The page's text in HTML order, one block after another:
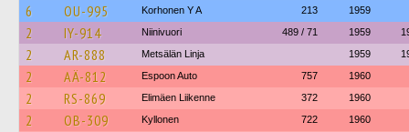
6 OU-995 Korhonen Y A 213 1959
2 IY-914 Niinivuori 489 / 71 1959
2 AR-888 Metsälän Linja 1959
2 AÄ-812 Espoon Auto 757 1960
2 RS-869 Elimäen Liikenne 372 1960
2 OB-309 Kyllonen 722 1960